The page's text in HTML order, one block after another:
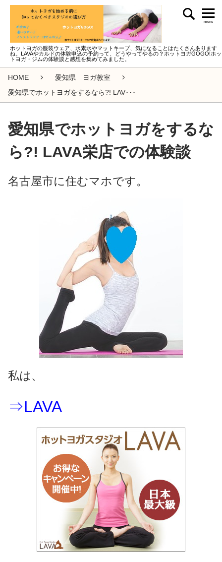
ホットヨガの服装ウェア、水素水やマットキープ、気になることはたくさんあります
ね。LAVAやカルドの体験申込の予約って、どうやってやるの？ホットヨガGOGO!ホッ
トヨガ・ジムの体験談と感想を集めてみました。
menu
HOME
愛知県 ヨガ教室
愛知県でホットヨガをするなら?! LAV･･･
愛知県でホットヨガをするな
ら?! LAVA栄店での体験談
名古屋市に住むマホです。
私は、
⇒LAVA